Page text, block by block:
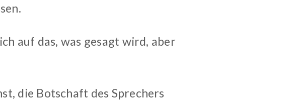
auf das, was gesagt wird, aber
die Botschaft des Sprechers